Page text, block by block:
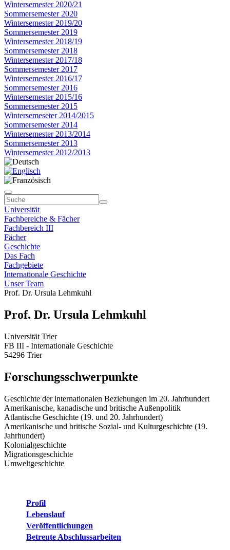
Wintersemester 2020/21
Sommersemester 2020
Wintersemester 2019/20
Sommersemester 2019
Wintersemester 2018/19
Sommersemester 2018
Wintersemester 2017/18
Sommersemester 2017
Wintersemester 2016/17
Sommersemester 2016
Wintersemester 2015/16
Sommersemester 2015
Wintersemeseter 2014/2015
Sommersemester 2014
Wintersemester 2013/2014
Sommersemester 2013
Wintersemester 2012/2013
Universität
Fachbereiche & Fächer
Fachbereich III
Fächer
Geschichte
Das Fach
Fachgebiete
Internationale Geschichte
Unser Team
Prof. Dr. Ursula Lehmkuhl
Prof. Dr. Ursula Lehmkuhl
Universität Trier
FB III - Internationale Geschichte
54296 Trier
Forschungsschwerpunkte
Geschichte der internationalen Beziehungen im 20. Jahrhundert
Amerikanische, kanadische und britische Außenpolitik
Atlantische Geschichte (19. und 20. Jahrhundert)
Amerikanische und britische Sozial- und Kulturgeschichte (19.
Jahrhundert)
Kolonialgeschichte
Migrationsgeschichte
Umweltgeschichte
Profil
Lebenslauf
Veröffentlichungen
Betreute Abschlussarbeiten